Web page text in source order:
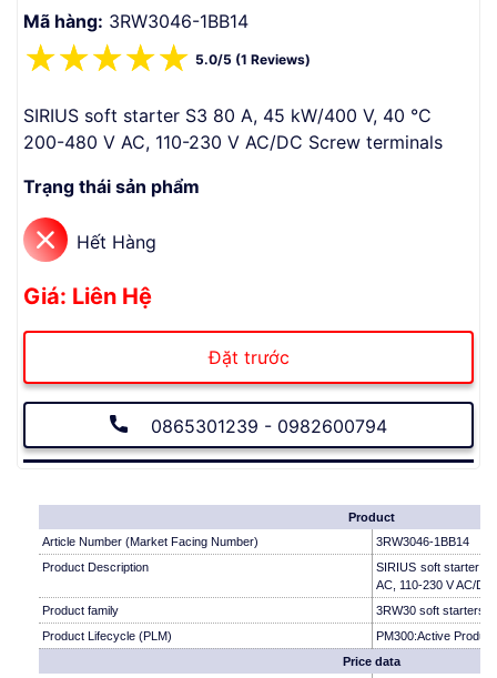
Mã hàng: 3RW3046-1BB14
☆
☆
☆
☆
☆ 5.0/5 (1 Reviews)
SIRIUS soft starter S3 80 A, 45 kW/400 V, 40 °C
200-480 V AC, 110-230 V AC/DC Screw terminals
Trạng thái sản phẩm
Hết Hàng
Giá: Liên Hệ
Đặt trước
0865301239 - 0982600794
Product
Article Number (Market Facing Number)
3RW3046-1BB14
Product Description
SIRIUS soft starter
AC, 110-230 V AC/
Product family
3RW30 soft starters
Product Lifecycle (PLM)
PM300:Active Product
Price data